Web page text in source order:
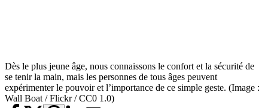
Dès le plus jeune âge, nous connaissons le confort et la sécurité de
se tenir la main, mais les personnes de tous âges peuvent
expérimenter le pouvoir et l’importance de ce simple geste. (Image :
Wall Boat / Flickr / CC0 1.0)